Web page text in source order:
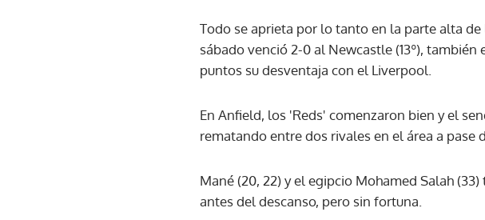
Todo se aprieta por lo tanto en la parte alta
sábado venció 2-0 al Newcastle (13º),
puntos su desventaja con el Liverpool.
En Anfield, los 'Reds' comenzaron bien y el
rematando entre dos rivales en el área a pase
Mané (20, 22) y el egipcio Mohamed Salah
antes del descanso, pero sin fortuna.